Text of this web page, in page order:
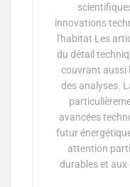
innovations
l'habitat Les
du détail
couvrant aussi
des analyses.
avancées
futur
attention
durables et